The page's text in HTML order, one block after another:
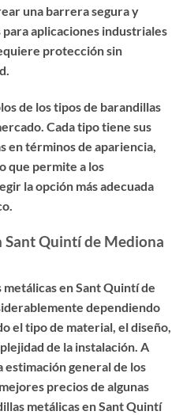
una barrera segura y
aplicaciones industriales
protección sin
de los tipos de barandillas
Cada tipo tiene sus
en términos de apariencia,
que permite a los
la opción más adecuada
Sant Quintí de Mediona
en Sant Quintí de
dependiendo
el tipo de material, el diseño,
de la instalación. A
general de los
precios de algunas
metálicas en Sant Quintí